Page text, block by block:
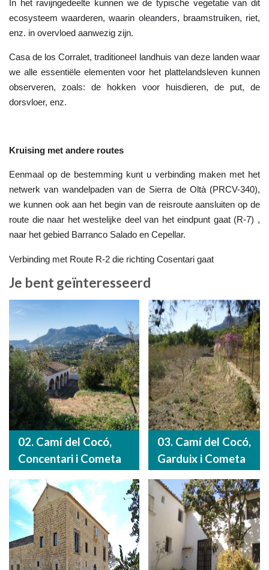
In het ravijngedeelte kunnen we de typische vegetatie van dit
ecosysteem waarderen, waarin oleanders, braamstruiken, riet,
enz. in overvloed aanwezig zijn.
Casa de los Corralet, traditioneel landhuis van deze landen waar
we alle essentiële elementen voor het plattelandsleven kunnen
observeren, zoals: de hokken voor huisdieren, de put, de
dorsvloer, enz.
Kruising met andere routes
Eenmaal op de bestemming kunt u verbinding maken met het
netwerk van wandelpaden van de Sierra de Oltà (PRCV-340),
we kunnen ook aan het begin van de reisroute aansluiten op de
route die naar het westelijke deel van het eindpunt gaat (R-7) ,
naar het gebied Barranco Salado en Cepellar.
Verbinding met Route R-2 die richting Cosentari gaat
Je bent geïnteresseerd
02. Camí del Cocó,
Concentari i Cometa
03. Camí del Cocó,
Garduix i Cometa